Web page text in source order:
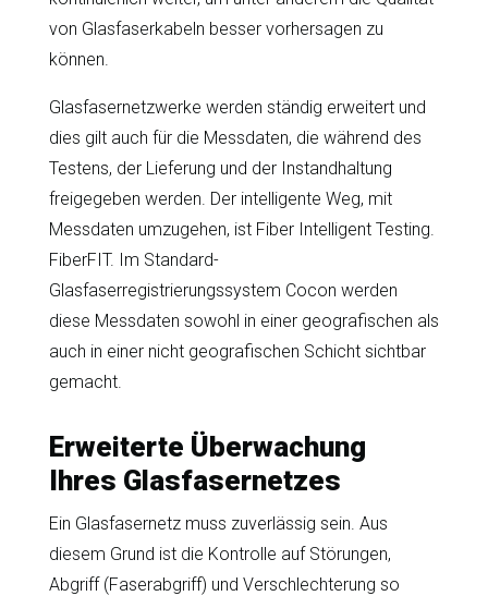
von Glasfaserkabeln besser vorhersagen zu
können.
Glasfasernetzwerke werden ständig erweitert und
dies gilt auch für die Messdaten, die während des
Testens, der Lieferung und der Instandhaltung
freigegeben werden. Der intelligente Weg, mit
Messdaten umzugehen, ist Fiber Intelligent Testing.
FiberFIT. Im Standard-
Glasfaserregistrierungssystem Cocon werden
diese Messdaten sowohl in einer geografischen als
auch in einer nicht geografischen Schicht sichtbar
gemacht.
Erweiterte Überwachung
Ihres Glasfasernetzes
Ein Glasfasernetz muss zuverlässig sein. Aus
diesem Grund ist die Kontrolle auf Störungen,
Abgriff (Faserabgriff) und Verschlechterung so